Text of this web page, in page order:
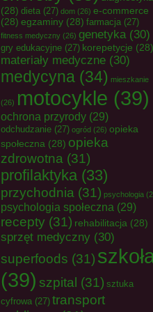
(28) dieta (27) dom (26) e-commerce
(28) egzaminy (28) farmacja (27)
fitness medyczny (26) genetyka(30)
gry edukacyjne (27) korepetycje (28)
materiały medyczne (30)
medycyna (34) mieszkanie
(26) motocykle (39)
ochrona przyrody (29)
odchudzanie (27) ogród (26) opieka
społeczna (28) opieka
zdrowotna (31)
profilaktyka (33)
przychodnia (31) psychologia
psychologia społeczna (29)
recepty (31) rehabilitacja (28)
sprzęt medyczny (30)
superfoods (31)
(39) szpital (31) sztuka
cyfrowa (27) transport